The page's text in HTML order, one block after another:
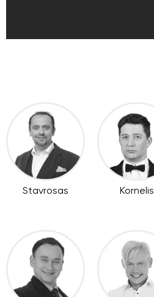
Stavrosas Kornelis